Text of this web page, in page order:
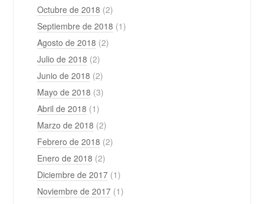
Octubre de 2018 (2)
Septiembre de 2018 (1)
Agosto de 2018 (2)
Julio de 2018 (2)
Junio de 2018 (2)
Mayo de 2018 (3)
Abril de 2018 (1)
Marzo de 2018 (2)
Febrero de 2018 (2)
Enero de 2018 (2)
Diciembre de 2017 (1)
Noviembre de 2017 (1)